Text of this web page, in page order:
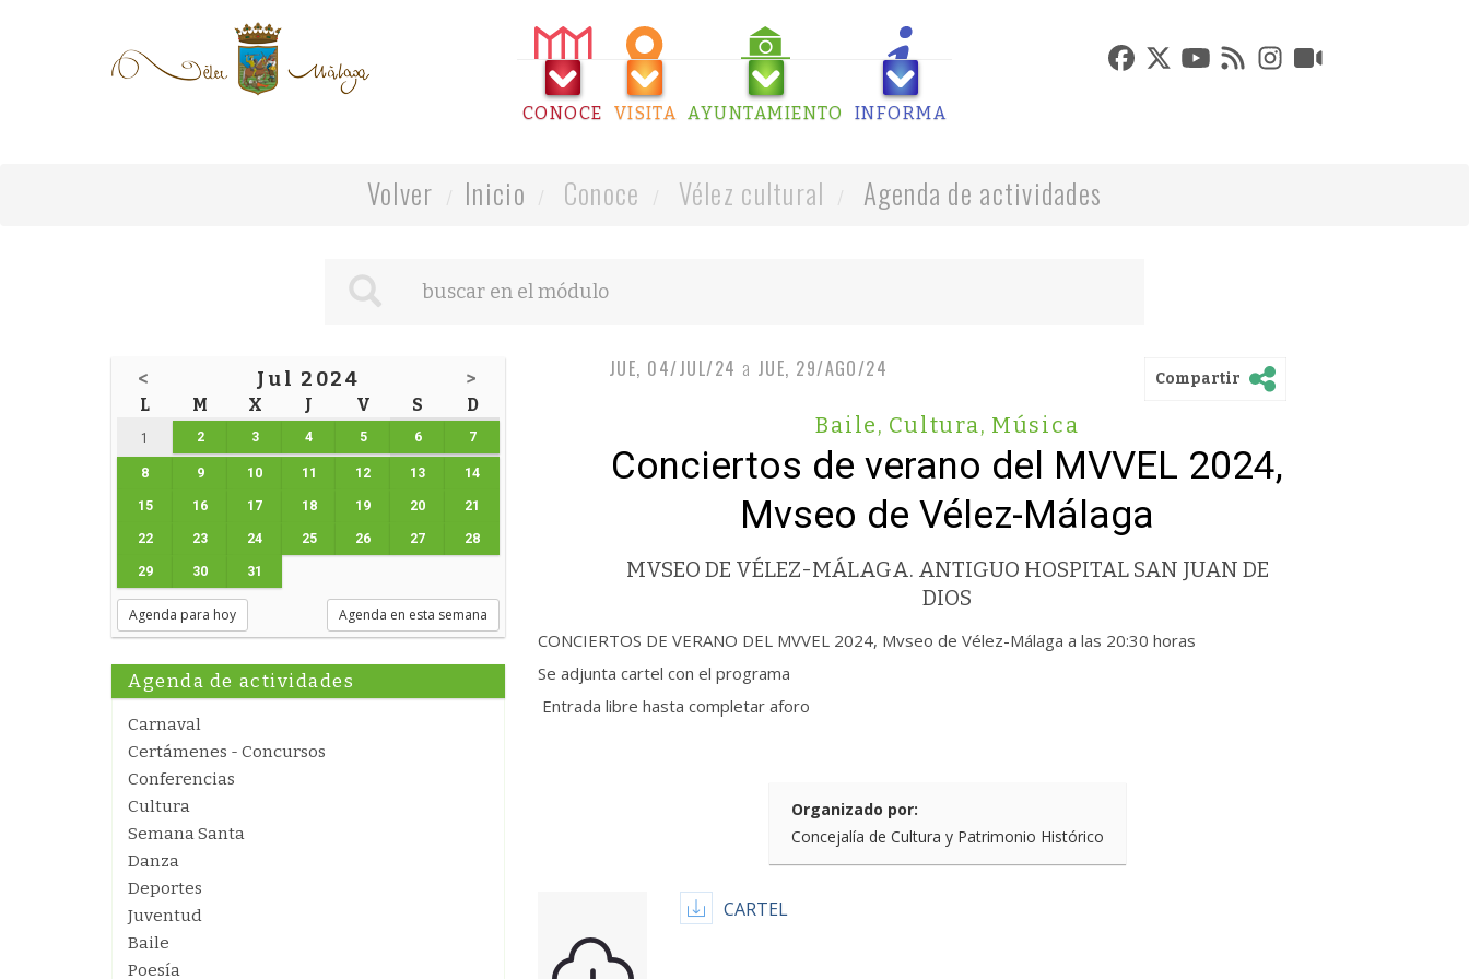
CONOCE VISITA AYUNTAMIENTO INFORMA
Volver Inicio Conoce Vélez cultural Agenda de actividades
< Jul 2024 >
L M X J V S D
1 2 3 4 5 6 7
8 9 10 11 12 13 14
15 16 17 18 19 20 21
22 23 24 25 26 27 28
29 30 31
Agenda para hoy Agenda en esta semana
Agenda de actividades
Carnaval
Certámenes - Concursos
Conferencias
Cultura
Semana Santa
Danza
Deportes
Juventud
Baile
Poesía
JUE, 04/JUL/24 a JUE, 29/AGO/24 Compartir
Baile, Cultura, Música
Conciertos de verano del MVVEL 2024,
Mvseo de Vélez-Málaga
MVSEO DE VÉLEZ-MÁLAGA. ANTIGUO HOSPITAL SAN JUAN DE
DIOS
CONCIERTOS DE VERANO DEL MVVEL 2024, Mvseo de Vélez-Málaga a las 20:30 horas
Se adjunta cartel con el programa
Entrada libre hasta completar aforo
Organizado por:
Concejalía de Cultura y Patrimonio Histórico
CARTEL